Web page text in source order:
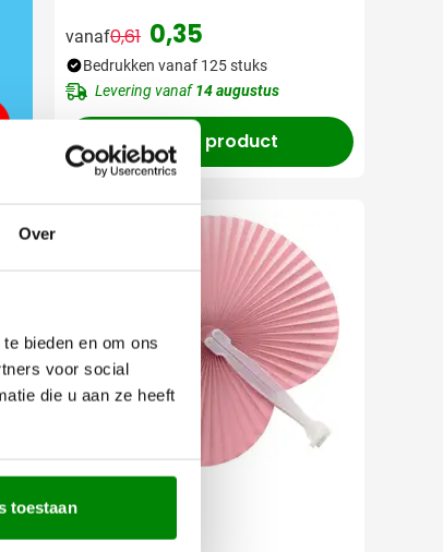
Over
bieden en om ons
voor social
die u aan ze heeft
toestaan
vanaf
Normale prijs
0,61 0,35
Bedrukken vanaf 125 stuks
Levering vanaf14 augustus
Bekijk product
002
Waaier Julie